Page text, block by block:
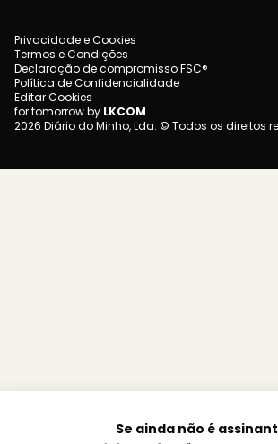
Se ainda não é
Privacidade e Cookies
Termos e Condições
Declaração de compromisso FSC®
Política de Confidencialidade
Editar Cookies
for tomorrow by LKCOM
2026 Diário do Minho, Lda. © Todos os direitos